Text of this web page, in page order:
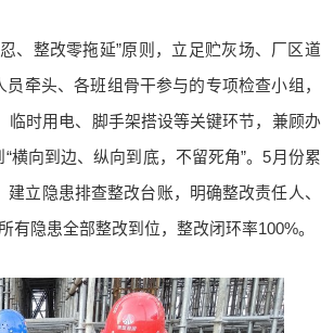
、整改零拖延”原则，立足贮灰场、厂区道
牵头、各班组骨干参与的专项检查小组，
临时用电、脚手架搭设等关键环节，兼顾办
横向到边、纵向到底，不留死角”。5月份累
立隐患排查整改台账，明确整改责任人、
有隐患全部整改到位，整改闭环率100%。